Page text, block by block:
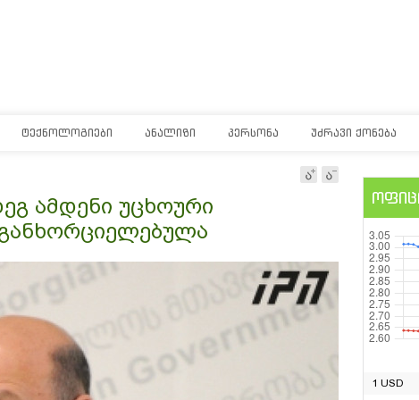
ᲢᲔᲥᲜᲝᲚᲝᲒᲘᲔᲑᲘ ᲐᲜᲐᲚᲘᲖᲘ ᲞᲔᲠᲡᲝᲜᲐ ᲣᲫᲠᲐᲕᲘ ᲥᲝᲜᲔᲑᲐ
ამდენი უცხოური
1 USD